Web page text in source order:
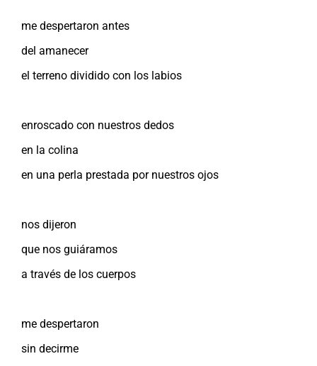
me despertaron antes
del amanecer
el terreno dividido con los labios
enroscado con nuestros dedos
en la colina
en una perla prestada por nuestros ojos
nos dijeron
que nos guiáramos
a través de los cuerpos
me despertaron
sin decirme